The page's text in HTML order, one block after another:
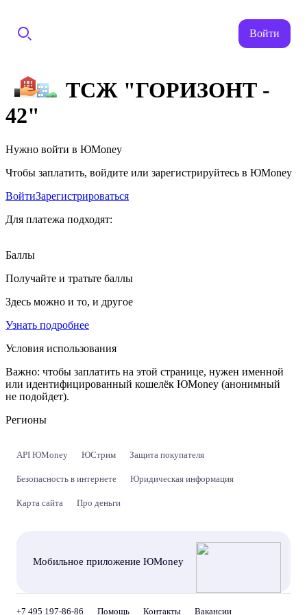
Войти
ТСЖ "ГОРИЗОНТ -
42"
Нужно войти в ЮMoney
Чтобы заплатить, войдите или зарегистрируйтесь в ЮMoney
ВойтиЗарегистрироваться
Для платежа подходят:
Баллы
Получайте и тратьте баллы
Здесь можно и то, и другое
Узнать подробнее
Условия использования
Важно: чтобы заплатить на этой странице, нужен именной
или идентифицированный кошелёк ЮMoney (анонимный
не подойдет).
Регионы
API ЮMoney ЮСтрим Защита покупателя
Безопасность в интернете Юридическая информация
Карта сайта Про деньги
Мобильное приложение ЮMoney
+7 495 197-86-86 Помощь Контакты Вакансии